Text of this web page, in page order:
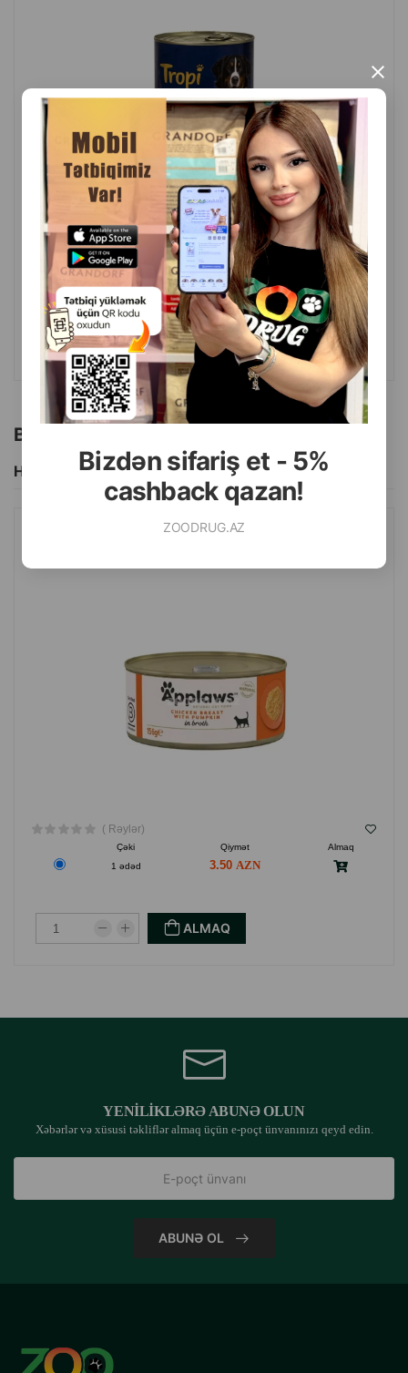
Bizdən sifariş et - 5%
cashback qazan!
ZOODRUG.AZ
×
3 aylıqdan balalara uyğundur.
Ev heyvanınızın həmişə içmək üçün çoxlu təmiz su
olduğundan əmin olun.
İstehsalçı ölkə: Tayland.
( Rəylər)
Çəki Qiymət
Almaq
5 6.00
ALMAQ
Bu brendin başqa məhsulları
Hamısını Gör
( Rəylər)
Çəki Qiymət
Almaq
1 ədəd
3.50
ALMAQ
YENILIKLƏRƏ ABUNƏ OLUN
Xəbərlər və xüsusi təkliflər almaq üçün e-poçt ünvanınızı qeyd edin.
ABUNƏ OL